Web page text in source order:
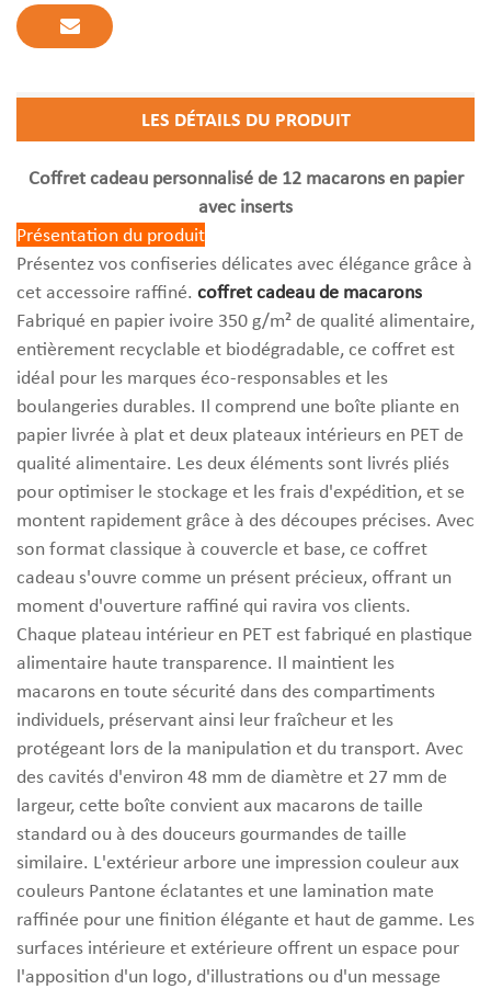
LES DÉTAILS DU PRODUIT
Coffret cadeau personnalisé de 12 macarons en papier
avec inserts
Présentation du produit
Présentez vos confiseries délicates avec élégance grâce à
cet accessoire raffiné. coffret cadeau de macarons
Fabriqué en papier ivoire 350 g/m² de qualité alimentaire,
entièrement recyclable et biodégradable, ce coffret est
idéal pour les marques éco-responsables et les
boulangeries durables. Il comprend une boîte pliante en
papier livrée à plat et deux plateaux intérieurs en PET de
qualité alimentaire. Les deux éléments sont livrés pliés
pour optimiser le stockage et les frais d'expédition, et se
montent rapidement grâce à des découpes précises. Avec
son format classique à couvercle et base, ce coffret
cadeau s'ouvre comme un présent précieux, offrant un
moment d'ouverture raffiné qui ravira vos clients.
Chaque plateau intérieur en PET est fabriqué en plastique
alimentaire haute transparence. Il maintient les
macarons en toute sécurité dans des compartiments
individuels, préservant ainsi leur fraîcheur et les
protégeant lors de la manipulation et du transport. Avec
des cavités d'environ 48 mm de diamètre et 27 mm de
largeur, cette boîte convient aux macarons de taille
standard ou à des douceurs gourmandes de taille
similaire. L'extérieur arbore une impression couleur aux
couleurs Pantone éclatantes et une lamination mate
raffinée pour une finition élégante et haut de gamme. Les
surfaces intérieure et extérieure offrent un espace pour
l'apposition d'un logo, d'illustrations ou d'un message